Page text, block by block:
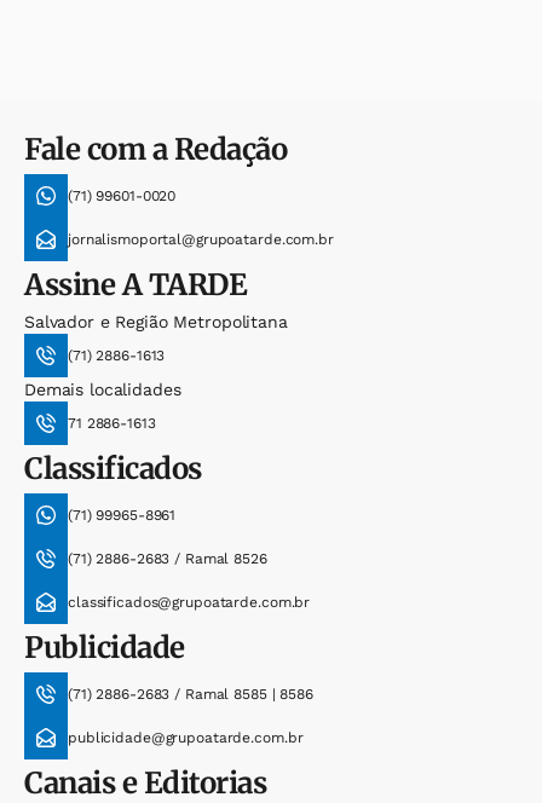
Fale com a Redação
(71) 99601-0020
jornalismoportal@grupoatarde.com.br
AssineA TARDE
Salvador e Região Metropolitana
(71) 2886-1613
Demais localidades
71 2886-1613
Classificados
(71) 99965-8961
(71) 2886-2683 / Ramal 8526
classificados@grupoatarde.com.br
Publicidade
(71) 2886-2683 / Ramal 8585 | 8586
publicidade@grupoatarde.com.br
Canais e Editorias